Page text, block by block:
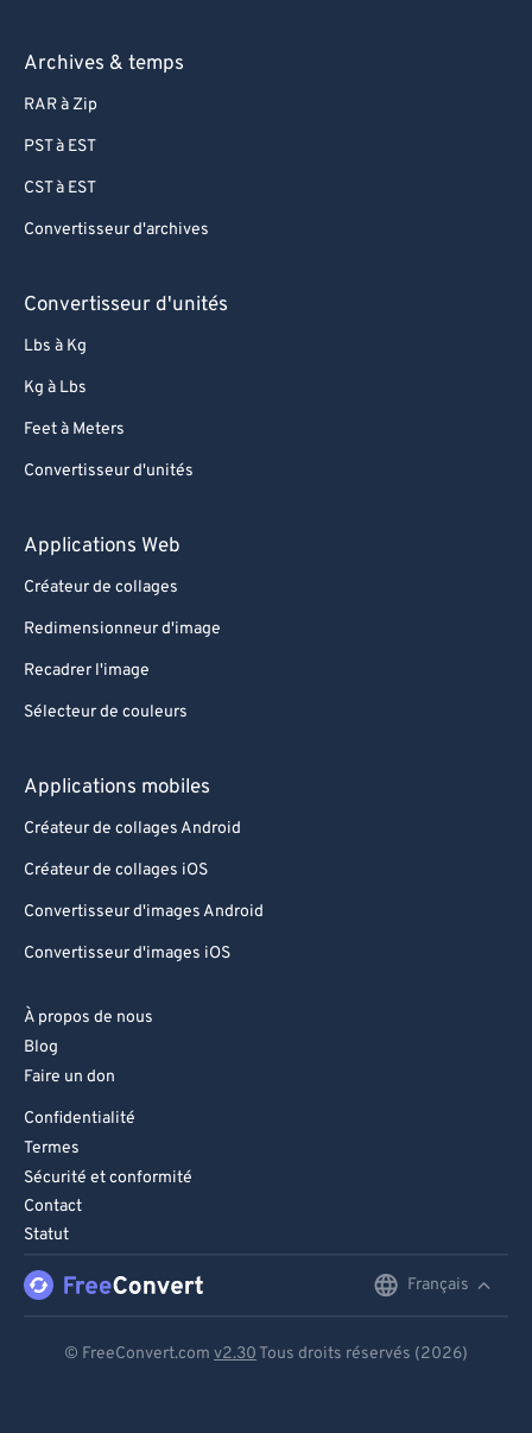
Archives & temps
RAR à Zip
PST à EST
CST à EST
Convertisseur d'archives
Convertisseur d'unités
Lbs à Kg
Kg à Lbs
Feet à Meters
Convertisseur d'unités
Applications Web
Créateur de collages
Redimensionneur d'image
Recadrer l'image
Sélecteur de couleurs
Applications mobiles
Créateur de collages Android
Créateur de collages iOS
Convertisseur d'images Android
Convertisseur d'images iOS
À propos de nous
Blog
Faire un don
Confidentialité
Termes
Sécurité et conformité
Contact
Statut
Français
© FreeConvert.com v2.30 Tous droits réservés (2026)